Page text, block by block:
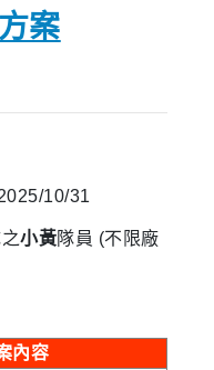
案
10/31
小黃隊員 (不限廠
內容